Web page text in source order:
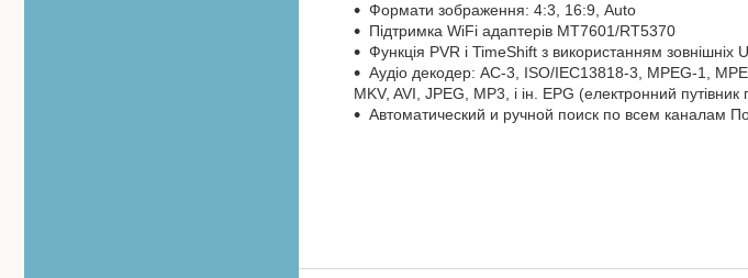
Формати зображення: 4:3, 16:9, Auto
Підтримка WiFi адаптерів MT7601/RT5370
Функція PVR і TimeShift з використанням зовнішніх
Аудіо декодер: AC-3, ISO/IEC13818-3, MPEG-1,
MKV, AVI, JPEG, MP3, і ін. EPG (електронний
Автоматический и ручной поиск по всем каналам